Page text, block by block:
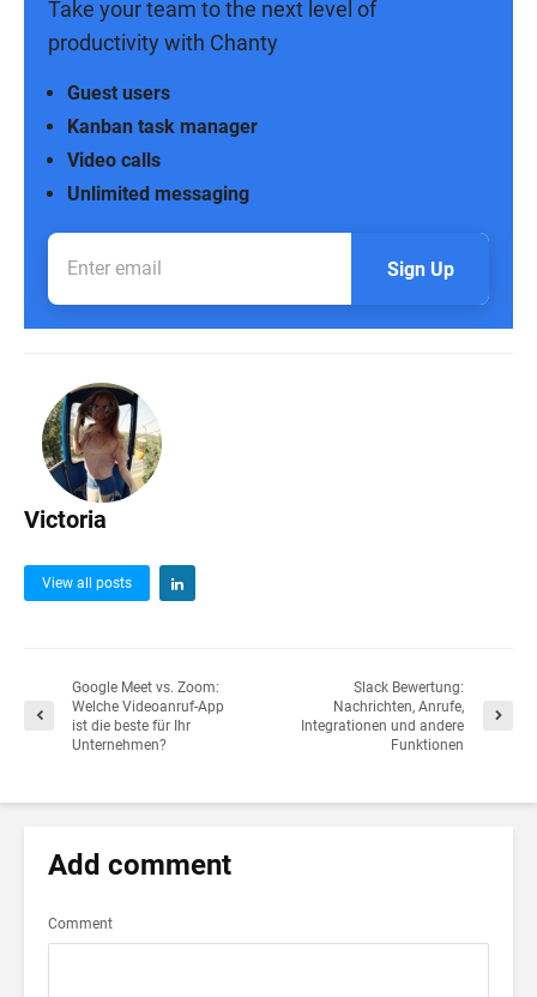
Take your team to the next level of
productivity with Chanty
Unlimited messaging
Video calls
Kanban task manager
Guest users
Sign Up
Victoria
View all posts
Google Meet vs. Zoom:
Welche Videoanruf-App
ist die beste für Ihr
Unternehmen?
Slack Bewertung:
Nachrichten, Anrufe,
Integrationen und andere
Funktionen
Add comment
Comment